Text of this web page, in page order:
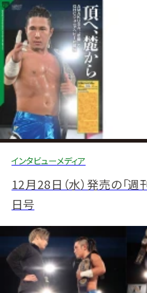
インタビューメディア
12月28日（水）発売の「週
日号